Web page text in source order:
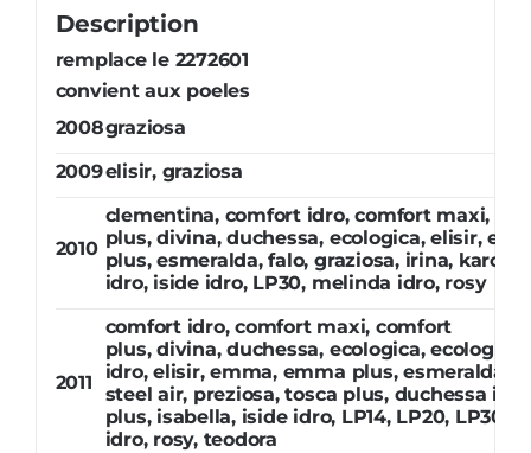
Description
remplace le 2272601
convient aux poeles
2008graziosa
2009elisir, graziosa
2010
clementina, comfort idro, comfort maxi,
plus, divina, duchessa, ecologica, elisir,
plus, esmeralda, falo, graziosa, irina,
idro, iside idro, LP30, melinda idro, rosy
2011
comfort idro, comfort maxi, comfort
plus, divina, duchessa, ecologica, ecologica
idro, elisir, emma, emma plus, esmeralda,
steel air, preziosa, tosca plus, duchessa
plus, isabella, iside idro, LP14, LP20, LP30,
idro, rosy, teodora